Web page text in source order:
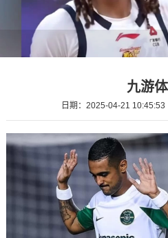
九游
日期：2025-04-21 10:45:53